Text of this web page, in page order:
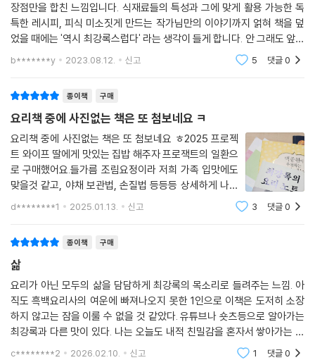
장점만을 합친 느낌입니다. 식재료들의 특성과 그에 맞게 활용 가능한 독
특한 레시피, 피식 미소짓게 만드는 작가님만의 이야기까지 얽혀 책을 덮
었을 때에는 '역시 최강록스럽다' 라는 생각이 들게 합니다. 안 그래도 앞서
말한 두 책을 너무 읽어서 닳기 직전이었는데, 신간 알림이 오자마자 기쁜
b*******y 2023.08.12. 신고 5 댓글0
종이책 구매
요리책 중에 사진없는 책은 또 첨보네요 ㅋ
요리책 중에 사진없는 책은 또 첨보네요 ㅎ2025 프로젝
트 와이프 딸에게 맛있는 집밥 해주자 프로잭트의 일환으
로 구매했어요.들가름 조림요정이라 저희 가족 입맛에도
맞을것 같고, 야채 보관법, 손질법 등등등 상세하게 나와
서 초보자분들도 중급자분들도 보시기 좋을 것 같아요.
d********1 2025.01.13. 신고 3 댓글0
종이책 구매
삶
요리가 아닌 모두의 삶을 담담하게 최강록의 목소리로 들려주는 느낌. 아
직도 흑백요리사의 여운에 빠져나오지 못한 1인으로 이책은 도저히 소장
하지 않고는 잠을 이룰 수 없을 것 같았다. 유튜브나 숏츠등으로 알아가는
최강록과 다른 맛이 있다. 나는 오늘도 내적 친밀감을 혼자서 쌓아가는 중
c********2 2026.02.10. 신고 1 댓글0